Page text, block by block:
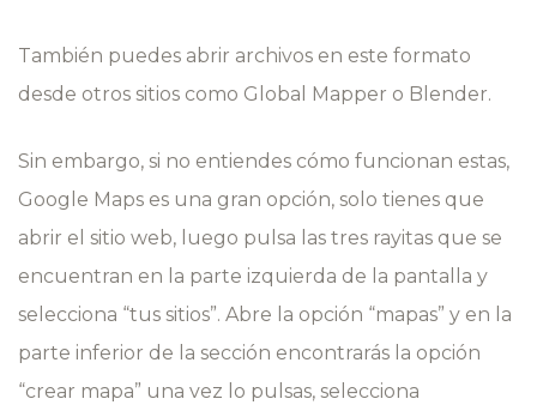
También puedes abrir archivos en este formato
desde otros sitios como Global Mapper o Blender.
Sin embargo, si no entiendes cómo funcionan estas,
Google Maps es una gran opción, solo tienes que
abrir el sitio web, luego pulsa las tres rayitas que se
encuentran en la parte izquierda de la pantalla y
selecciona “tus sitios”. Abre la opción “mapas” y en la
parte inferior de la sección encontrarás la opción
“crear mapa” una vez lo pulsas, selecciona